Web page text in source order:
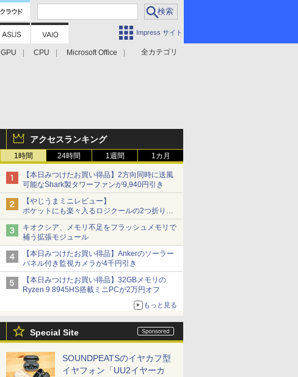
Impress サイト
全カテゴリ
GPU CPU
Microsoft Office
アクセスランキング
1時間 24時間 1週間 1カ月
【本日みつけたお買い得品】2方向同時に送風
可能なShark製タワーファンが9,940円引き
【やじうまミニレビュー】
ポケットにも楽々入るロジクールの2つ折りマ
ウス「Mobi Fold」。その気になるギミックと
は？
キオクシア、メモリ不足をフラッシュメモリで
補う拡張モジュール
【本日みつけたお買い得品】Ankerのソーラー
パネル付き監視カメラが4千円引き
【本日みつけたお買い得品】32GBメモリの
Ryzen 9 8945HS搭載ミニPCが2万円オフ
もっと見る
Special Site
SOUNDPEATSのイヤカフ型
イヤフォン「UU2イヤーカ